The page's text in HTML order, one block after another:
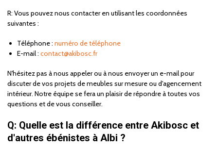
R: Vous pouvez nous contacter en utilisant les coordonnées
suivantes :
Téléphone : numéro de téléphone
E-mail : contact@akibosc.fr
N'hésitez pas à nous appeler ou à nous envoyer un e-mail pour
discuter de vos projets de meubles sur mesure ou d'agencement
intérieur. Notre équipe se fera un plaisir de répondre à toutes vos
questions et de vous conseiller.
Q: Quelle est la différence entre Akibosc et
d'autres ébénistes à Albi ?